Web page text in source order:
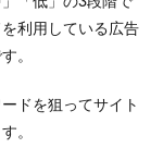
利用している広告
。
ドを狙ってサイト
。